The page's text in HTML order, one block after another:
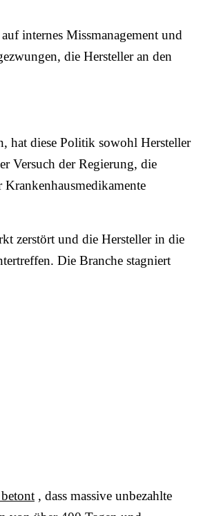
internes Missmanagement und
die Hersteller an den
hat diese Politik sowohl Hersteller
Versuch der Regierung, die
zerstört und die Hersteller in die
Die Branche stagniert
, dass massive unbezahlte